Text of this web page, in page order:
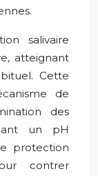
salivaire
atteignant
Cette
de
des
un pH
protection
contrer